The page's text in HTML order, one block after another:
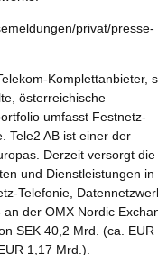
privat/presse-
Komplettanbieter,
österreichische
umfasst Festnetz-
Tele2 AB ist einer der
Derzeit versorgt die
und Dienstleistungen in
Telefonie,
der OMX Nordic
SEK 40,2 Mrd. (ca. EUR
1,17 Mrd.).